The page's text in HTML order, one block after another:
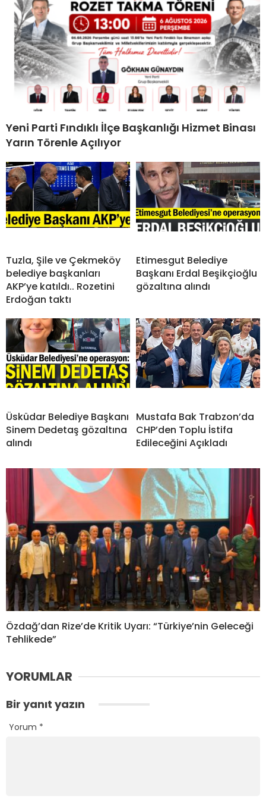
Yeni Parti Fındıklı İlçe Başkanlığı Hizmet Binası
Yarın Törenle Açılıyor
Tuzla, Şile ve Çekmeköy
belediye başkanları
AKP’ye katıldı.. Rozetini
Erdoğan taktı
Etimesgut Belediye
Başkanı Erdal Beşikçioğlu
gözaltına alındı
Üsküdar Belediye Başkanı
Sinem Dedetaş gözaltına
alındı
Mustafa Bak Trabzon’da
CHP’den Toplu İstifa
Edileceğini Açıkladı
Özdağ’dan Rize’de Kritik Uyarı: “Türkiye’nin Geleceği
Tehlikede”
YORUMLAR
Bir yanıt yazın
Yorum *